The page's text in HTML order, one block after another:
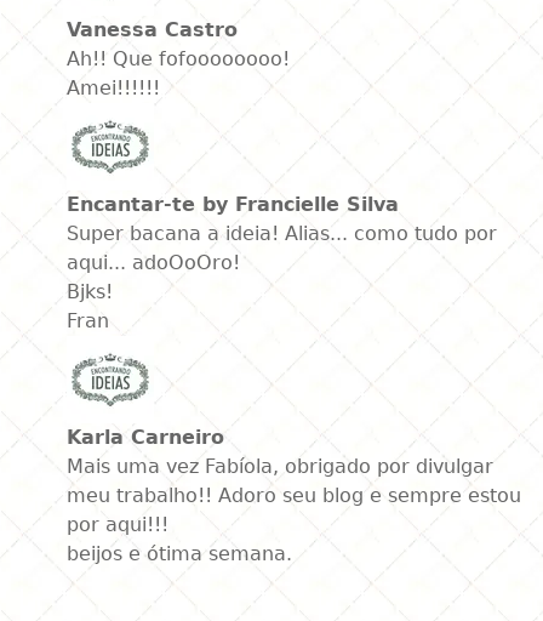
Vanessa Castro
Ah!! Que fofoooooooo!
Amei!!!!!!
Encantar-te by Francielle Silva
Super bacana a ideia! Alias... como tudo por
aqui... adoOoOro!
Bjks!
Fran
Karla Carneiro
Mais uma vez Fabíola, obrigado por divulgar
meu trabalho!! Adoro seu blog e sempre estou
por aqui!!!
beijos e ótima semana.